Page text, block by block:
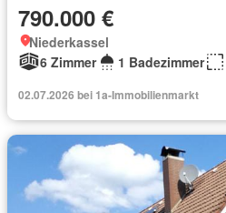
790.000 €
Niederkassel
6 Zimmer
1 Badezimmer
02.07.2026 bei 1a-Immobilienmarkt